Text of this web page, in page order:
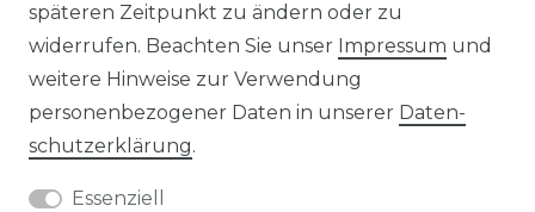
Wir versenden mit
späteren Zeitpunkt zu ändern oder zu
widerrufen. Beachten Sie unser Impressum und
weitere Hinweise zur Verwendung
personenbezogener Daten in unserer Daten­
schutz­erklärung.
Essenziell